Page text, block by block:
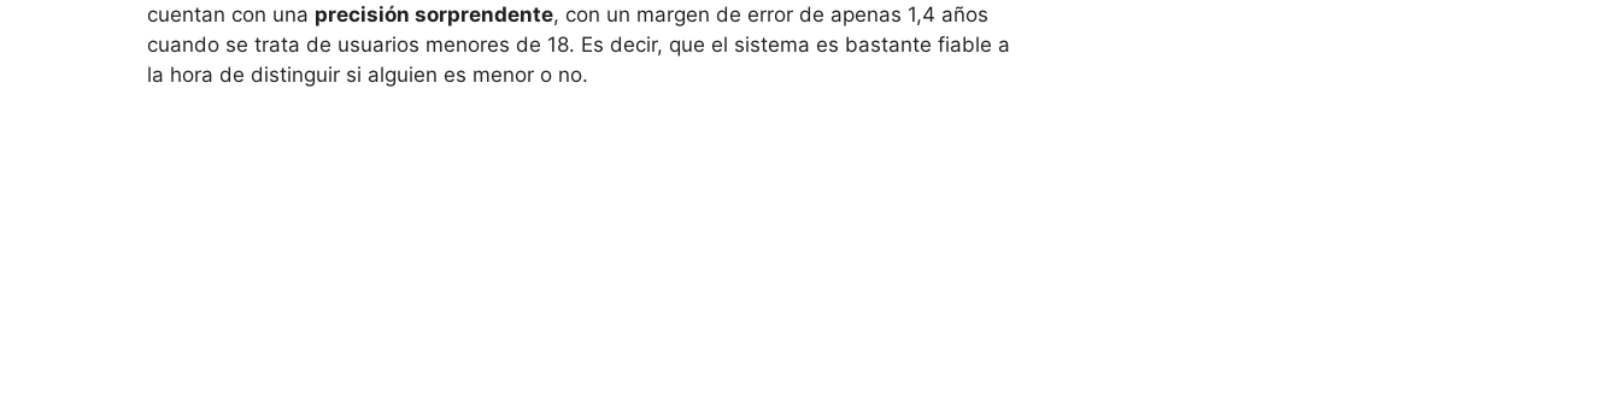
cuentan con una precisión sorprendente, con un margen de error de apenas 1,4 años
cuando se trata de usuarios menores de 18. Es decir, que el sistema es bastante fiable a
la hora de distinguir si alguien es menor o no.